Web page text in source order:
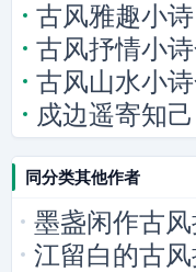
古风雅趣小
古风抒情小
古风山水小
戍边遥寄知
同分类其他作者
墨盏闲作古
江留白的古